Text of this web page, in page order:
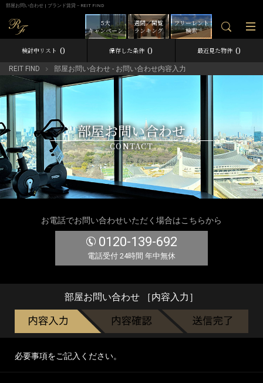
部屋お問い合わせ | ブランド賃貸－REIT FIND
フリーレント
検索
週間／閲覧
ランキング
5大
キャンペーン
検討中リスト 0 保存した条件 0 最近見た物件 0
REIT FIND 部屋お問い合わせ - お問い合わせ内容入力
部屋お問い合わせ
CONTACT
お電話でお問い合わせいただく場合はこちらから
0120-139-692
電話受付 24時間 年中無休
部屋お問い合わせ ［内容入力］
必要事項をご記入ください。